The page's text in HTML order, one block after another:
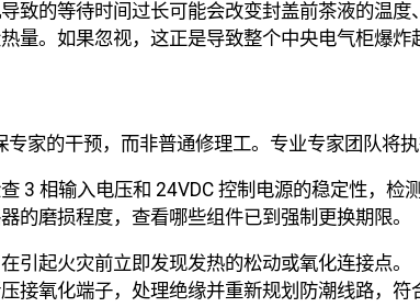
致的等待时间过长可能会改变封盖前茶液的温度
量。如果忽视，这正是导致整个中央电气柜爆
家的干预，而非普通修理工。专业专家团队将执
3 相输入电压和 24VDC 控制电源的稳定性，检
的磨损程度，查看哪些组件已到强制更换期限。
引起火灾前立即发现发热的松动或氧化连接点。
接氧化端子，处理绝缘并重新规划防潮线路，符